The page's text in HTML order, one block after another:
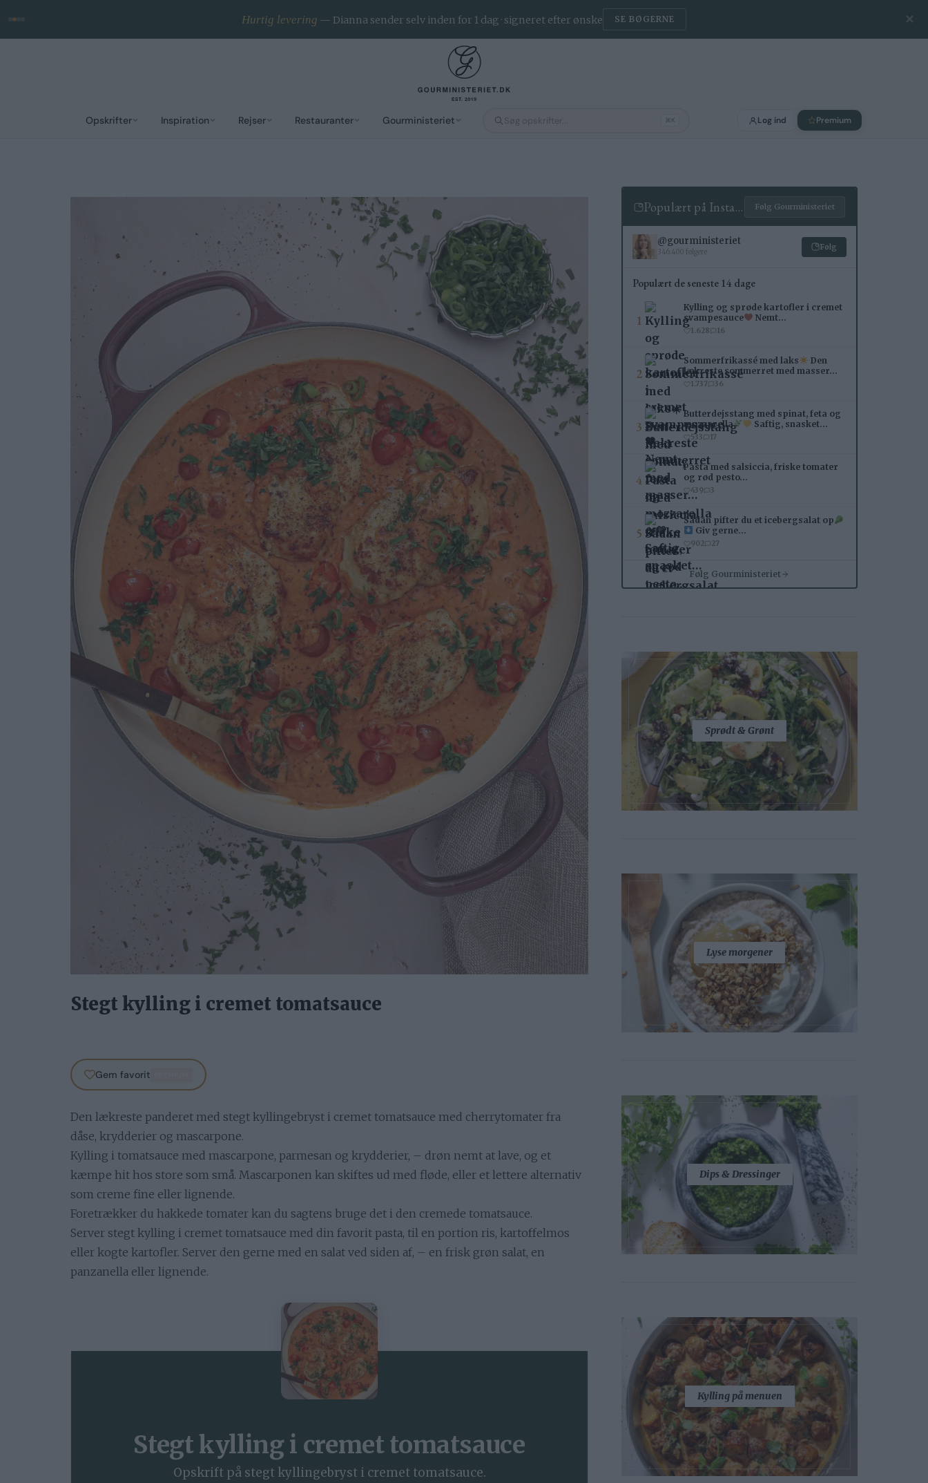
Opskrifter Inspiration Rejser Restauranter Gourministeriet ⌘K Log ind Premium
Hurtig levering — Dianna sender selv inden for 1 dag · signeret efter ønske SE BØGERNE ✕
Stegt kylling i cremet tomatsauce
Gem favorit
Den lækreste panderet med stegt kyllingebryst i cremet tomatsauce med cherrytomater fra
dåse, krydderier og mascarpone.
Kylling i tomatsauce med mascarpone, parmesan og krydderier, – drøn nemt at lave, og et
kæmpe hit hos store som små. Mascarponen kan skiftes ud med fløde, eller et lettere alternativ
som creme fine eller lignende.
Foretrækker du hakkede tomater kan du sagtens bruge det i den cremede tomatsauce.
Server stegt kylling i cremet tomatsauce med din favorit pasta, til en portion ris, kartoffelmos
eller kogte kartofler. Server den gerne med en salat ved siden af, – en frisk grøn salat, en
panzanella eller lignende.
Stegt kylling i cremet tomatsauce
Opskrift på stegt kyllingebryst i cremet tomatsauce.
Populært på Instagram Følg Gourministeriet
@gourministeriet
346.400 følgere
Følg
Populært de seneste 14 dage
1
Kylling og sprøde kartofler i cremet
svampesauce
Nemt…
1.628 16
2
Sommerfrikassé med laks
Den
lækreste sommerret med masser…
1.737 36
3
Butterdejsstang med spinat, feta og
mozzarella
Saftig, snasket…
533 17
4
Pasta med salsiccia, friske tomater
og rød pesto…
439 3
5
Sådan pifter du et icebergsalat op
Giv gerne…
902 27
Følg Gourministeriet
Sprødt & Grønt
Lyse morgener
Dips & Dressinger
Kylling på menuen